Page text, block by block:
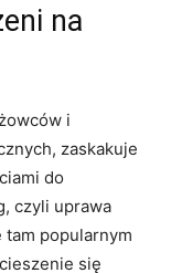
na
i
zaskakuje
do
‍czyli ⁤uprawa
⁤tam popularnym
się